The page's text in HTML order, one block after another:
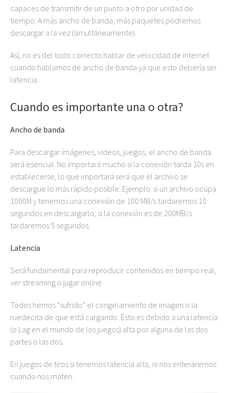
capaces de transmitir de un punto a otro por unidad de
tiempo. A más ancho de banda, más paquetes podremos
descargar a la vez (simultáneamente).
Así, no es del todo correcto hablar de velocidad de internet
cuando hablamos de ancho de banda ya que esto debería ser
latencia.
Cuando es importante una o otra?
Ancho de banda
Para descargar imágenes, videos, juegos, el ancho de banda
será esencial. No importará mucho si la conexión tarda 10s en
establecerse, lo que importará será que el archivo se
descargue lo más rápido posible. Ejemplo: si un archivo ocupa
1000M y tenemos una conexión de 100 MB/s tardaremos 10
segundos en descargarlo, si la conexión es de 200MB/s
tardaremos 5 segundos.
Latencia
Será fundamental para reproducir contenidos en tiempo real,
ver streaming o jugar online.
Todos hemos “sufrido” el congelamiento de imagen o la
ruedecita de que está cargando. Esto es debido a una latencia
(o Lag en el mundo de los juegos) alta por alguna de las dos
partes o las dos.
En juegos de tiros si tenemos latencia alta, ni nos enteraremos
cuando nos maten.